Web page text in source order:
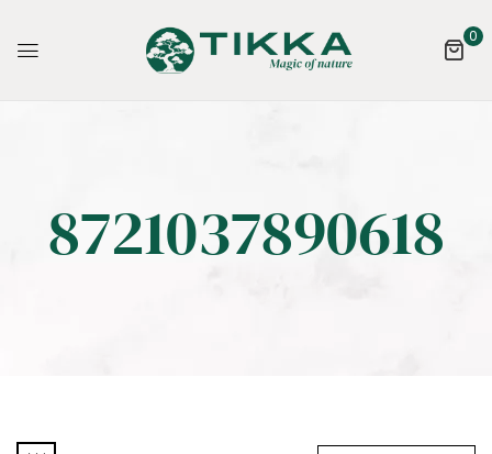
0
8721037890618